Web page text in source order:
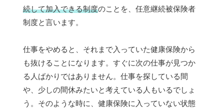
続して加入できる制度のことを、任意継続被保険者
制度と言います。
仕事をやめると、それまで入っていた健康保険から
も抜けることになります。すぐに次の仕事が見つか
る人ばかりではありません。仕事を探している間
や、少しの間休みたいと考えている人もいるでしょ
う。そのような時に、健康保険に入っていない状態